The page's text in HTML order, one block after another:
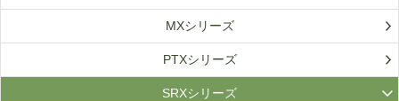
MXシリーズ
PTXシリーズ
SRXシリーズ